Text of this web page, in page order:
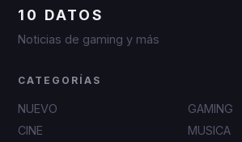
10 DATOS
Noticias de gaming y más
CATEGORÍAS
NUEVO
GAMING
CINE
MUSICA